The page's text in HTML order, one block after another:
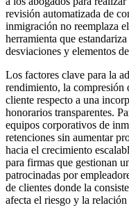
revisión automatizada de
inmigración no reemplaza
herramienta que
desviaciones y elementos
Los factores clave para la
rendimiento, la compresión
cliente respecto a una
honorarios transparentes.
equipos corporativos de
retenciones sin aumentar
hacia el crecimiento
para firmas que gestionan
patrocinadas por
de clientes donde la
afecta el riesgo y la